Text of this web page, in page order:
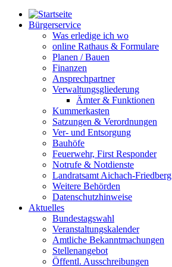
Bürgerservice
Was erledige ich wo
online Rathaus & Formulare
Planen / Bauen
Finanzen
Ansprechpartner
Verwaltungsgliederung
Ämter & Funktionen
Kummerkasten
Satzungen & Verordnungen
Ver- und Entsorgung
Bauhöfe
Feuerwehr, First Responder
Notrufe & Notdienste
Landratsamt Aichach-Friedberg
Weitere Behörden
Datenschutzhinweise
Aktuelles
Bundestagswahl
Veranstaltungskalender
Amtliche Bekanntmachungen
Stellenangebot
Öffentl. Ausschreibungen